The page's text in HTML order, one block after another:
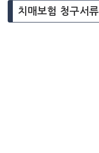
치매보험 청구서류